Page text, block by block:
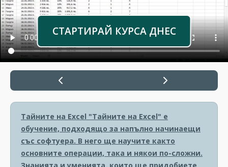
СТАРТИРАЙ КУРСА ДНЕС
Тайните на Excel "Тайните на Excel" е
обучение, подходящо за напълно начинаещи
със софтуера. В него ще научите както
основните операции, така и някои по-сложни.